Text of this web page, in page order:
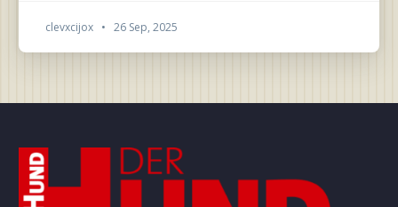
clevxcijox • 26 Sep, 2025